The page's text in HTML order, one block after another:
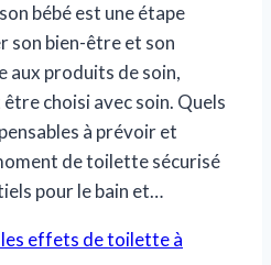
bébé est une étape
son bien-être et son
aux produits de soin,
choisi avec soin. Quels
à prévoir et
de toilette sécurisé
pour le bain et…
effets de toilette à